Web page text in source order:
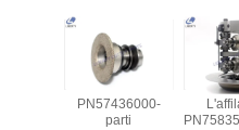
PN57436000-
parti